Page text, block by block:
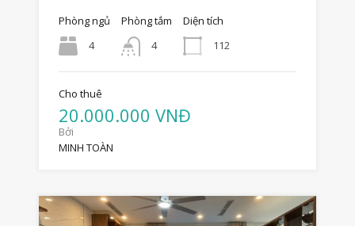
Phòng ngủ
4
Phòng tắm
4
Diện tích
112
Cho thuê
20.000.000 VNĐ
Bởi
MINH TOÀN